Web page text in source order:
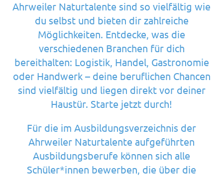
Ahrweiler Naturtalente sind so vielfältig wie
du selbst und bieten dir zahlreiche
Möglichkeiten. Entdecke, was die
verschiedenen Branchen für dich
bereithalten: Logistik, Handel, Gastronomie
oder Handwerk – deine beruflichen Chancen
sind vielfältig und liegen direkt vor deiner
Haustür. Starte jetzt durch!
Für die im Ausbildungsverzeichnis der
Ahrweiler Naturtalente aufgeführten
Ausbildungsberufe können sich alle
Schüler*innen bewerben, die über die